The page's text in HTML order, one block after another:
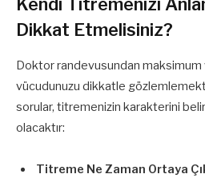
Dikkat Etmelisiniz?
Doktor randevusundan maksimum
vücudunuzu dikkatle
sorular, titremenizin karakterini
olacaktır:
Titreme Ne Zaman Ortaya